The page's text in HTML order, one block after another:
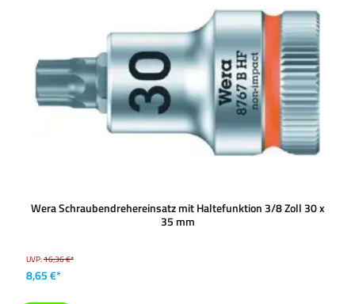
Wera Schraubendrehereinsatz mit Haltefunktion 3/8 Zoll 30 x
35 mm
UVP:16,36 €*
8,65 €*